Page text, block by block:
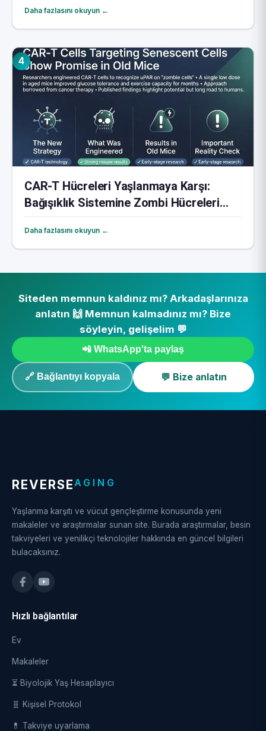
Daha fazlasını okuyun ←
4
CAR-T Hücreleri Yaşlanmaya Karşı:
Bağışıklık Sistemine Zombi Hücreleri
Yok Etmeyi Öğretmek
Daha fazlasını okuyun ←
Siteden memnun kaldınız mı? Arkadaşlarınıza
anlatın 🙌 Memnun kalmadınız mı? Bize
söyleyin, gelişelim 💬
📲 WhatsApp'ta paylaş
🔗 Bağlantıyı kopyala 💬 Bize anlatın
REVERSE AGING
Yaşlanma karşıtı ve vücut gençleştirme konusunda yeni
makaleler ve araştırmalar sunan site. Burada araştırmalar, besin
takviyeleri ve yenilikçi teknolojiler hakkında en güncel bilgileri
bulacaksınız.
Hızlı bağlantılar
Ev
Makaleler
⏳ Biyolojik Yaş Hesaplayıcı
🧬 Kişisel Protokol
💊 Takviye uyarlama